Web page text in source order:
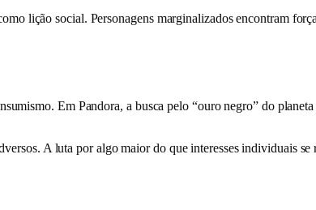
lição social. Personagens marginalizados encontram
Em Pandora, a busca pelo “ouro negro” do
A luta por algo maior do que interesses individuais